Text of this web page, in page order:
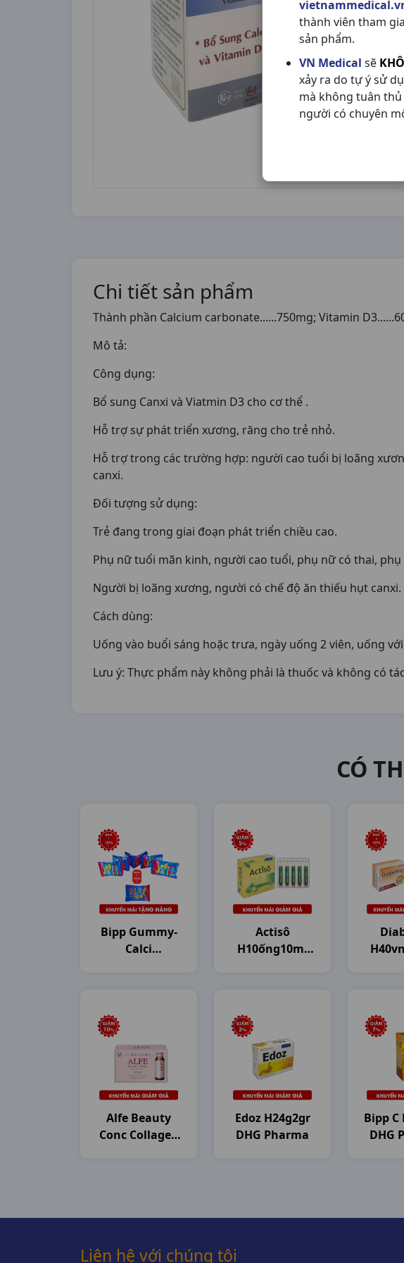
thành viên tham
sản phẩm.
VN Medical sẽ
xảy ra do tự ý sử
mà không tuân
người có chuyên
Chi tiết sản phẩm
Thành phần Calcium carbonate......750mg; Vitamin
Mô tả:
Công dụng:
Bổ sung Canxi và Viatmin D3 cho cơ thể .
Hỗ trợ sự phát triển xương, răng cho trẻ nhỏ.
Hỗ trợ trong các trường hợp: người cao tuổi bị loãng
canxi.
Đối tượng sử dụng:
Trẻ đang trong giai đoạn phát triển chiều cao.
Phụ nữ tuổi mãn kinh, người cao tuổi, phụ nữ có thai,
Người bị loãng xương, người có chế độ ăn thiếu hụt canxi.
Cách dùng:
Uống vào buổi sáng hoặc trưa, ngày uống 2 viên, uống
Lưu ý: Thực phẩm này không phải là thuốc và không có
CÓ
Bipp Gummy-
Calci
Actisô
H10ống10ml
Alfe Beauty
Conc Collagen
Edoz H24g2gr
DHG Pharma
Bipp C
DHG
Liên hệ với chúng tôi